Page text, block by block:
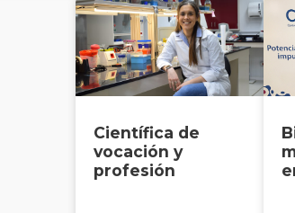
Científica de
vocación y
profesión